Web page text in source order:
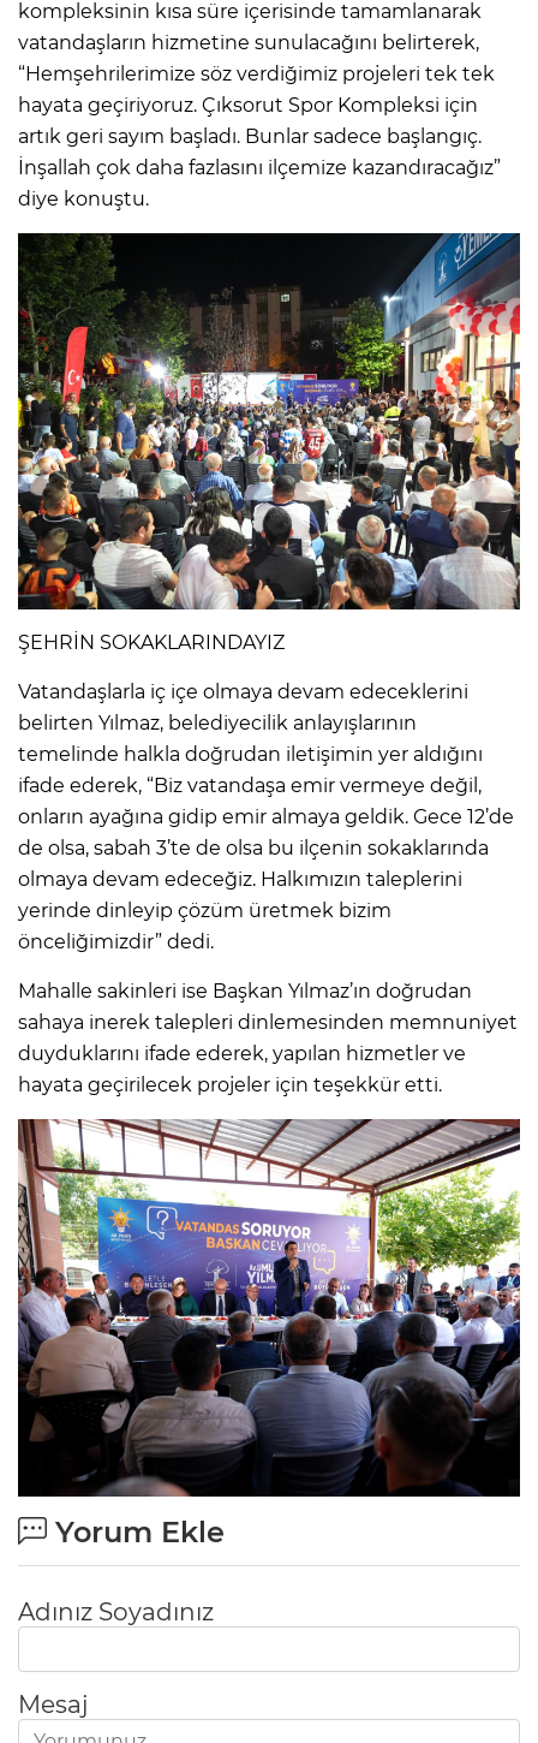
kompleksinin kısa süre içerisinde tamamlanarak
vatandaşların hizmetine sunulacağını belirterek,
“Hemşehrilerimize söz verdiğimiz projeleri tek tek
hayata geçiriyoruz. Çıksorut Spor Kompleksi için
artık geri sayım başladı. Bunlar sadece başlangıç.
İnşallah çok daha fazlasını ilçemize kazandıracağız”
diye konuştu.
ŞEHRİN SOKAKLARINDAYIZ
Vatandaşlarla iç içe olmaya devam edeceklerini
belirten Yılmaz, belediyecilik anlayışlarının
temelinde halkla doğrudan iletişimin yer aldığını
ifade ederek, “Biz vatandaşa emir vermeye değil,
onların ayağına gidip emir almaya geldik. Gece 12’de
de olsa, sabah 3’te de olsa bu ilçenin sokaklarında
olmaya devam edeceğiz. Halkımızın taleplerini
yerinde dinleyip çözüm üretmek bizim
önceliğimizdir” dedi.
Mahalle sakinleri ise Başkan Yılmaz’ın doğrudan
sahaya inerek talepleri dinlemesinden memnuniyet
duyduklarını ifade ederek, yapılan hizmetler ve
hayata geçirilecek projeler için teşekkür etti.
Yorum Ekle
Adınız Soyadınız
Mesaj